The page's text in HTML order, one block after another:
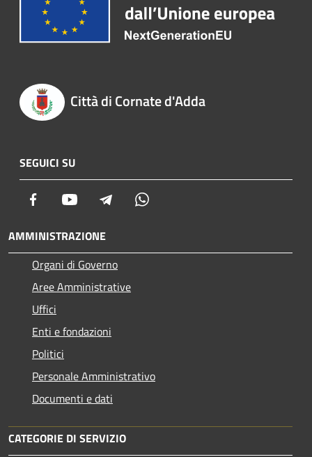
Città di Cornate d'Adda
SEGUICI SU
Facebook Youtube Telegram
AMMINISTRAZIONE
Organi di Governo
Aree Amministrative
Uffici
Enti e fondazioni
Politici
Personale Amministrativo
Documenti e dati
CATEGORIE DI SERVIZIO